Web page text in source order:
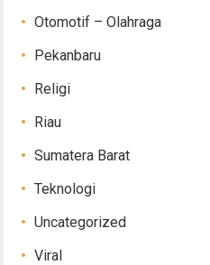
Otomotif – Olahraga
Pekanbaru
Religi
Riau
Sumatera Barat
Teknologi
Uncategorized
Viral